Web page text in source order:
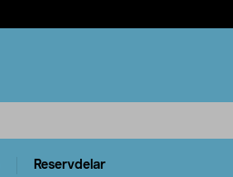
Reservdelar